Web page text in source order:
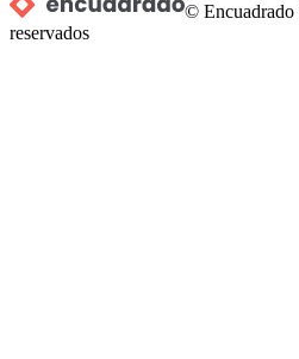
© Encuadrado
reservados